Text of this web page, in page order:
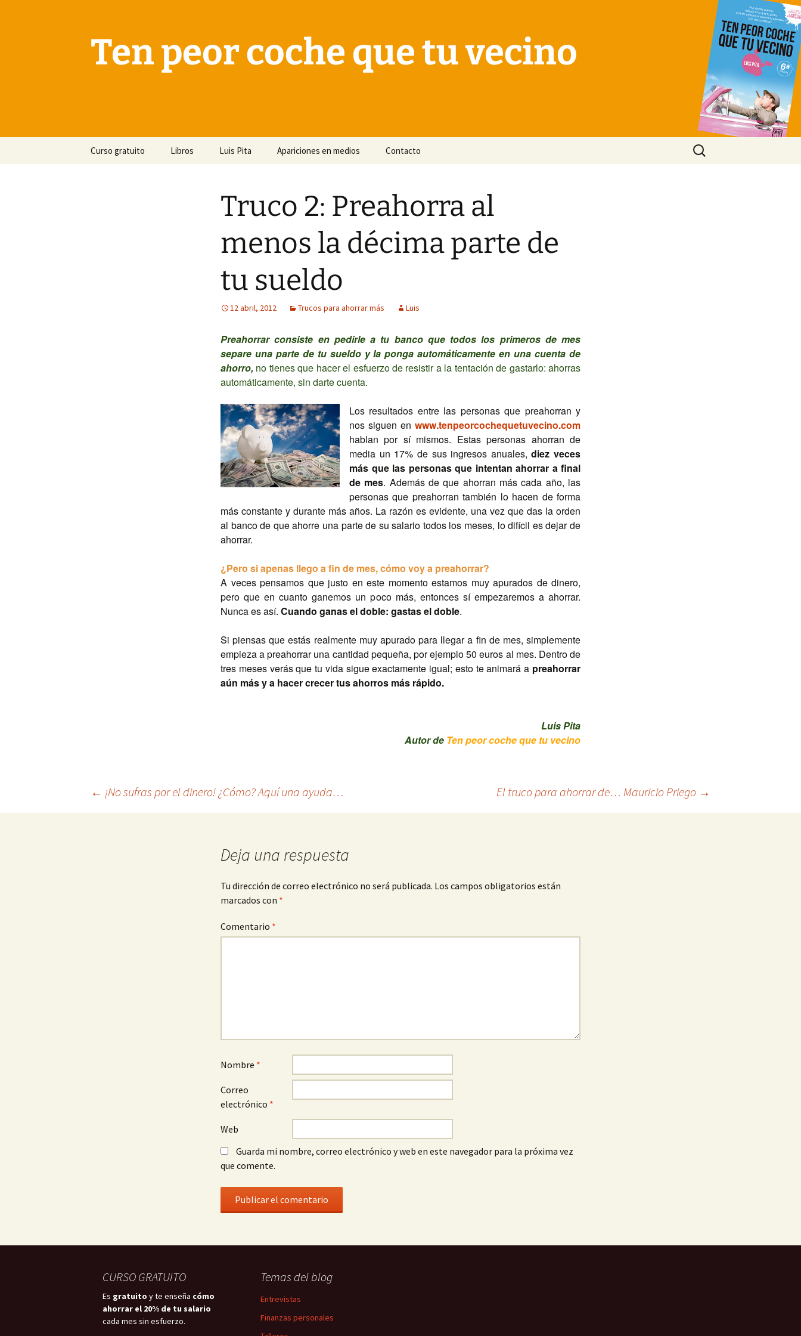
Ten peor coche que tu vecino
Curso gratuito Libros Luis Pita Apariciones en medios Contacto
Buscar:
Truco 2: Preahorra al
menos la décima parte de
tu sueldo
12 abril, 2012 Trucos para ahorrar más Luis
Preahorrar consiste en pedirle a tu banco que todos los primeros de mes
separe una parte de tu sueldo y la ponga automáticamente en una cuenta de
ahorro, no tienes que hacer el esfuerzo de resistir a la tentación de gastarlo: ahorras
automáticamente, sin darte cuenta.
Los resultados entre las personas que preahorran y
nos siguen en www.tenpeorcochequetuvecino.com
hablan por sí mismos. Estas personas ahorran de
media un 17% de sus ingresos anuales,diez veces
más que las personas que intentan ahorrar a final
de mes. Además de que ahorran más cada año, las
personas que preahorran también lo hacen de forma
más constante y durante más años. La razón es evidente, una vez que das la orden
al banco de que ahorre una parte de su salario todos los meses, lo difícil es dejar de
ahorrar.
¿Pero si apenas llego a fin de mes, cómo voy a preahorrar?
A veces pensamos que justo en este momento estamos muy apurados de dinero,
pero que en cuanto ganemos un poco más, entonces sí empezaremos a ahorrar.
Nunca es así. Cuando ganas el doble: gastas el doble.
Si piensas que estás realmente muy apurado para llegar a fin de mes, simplemente
empieza a preahorrar una cantidad pequeña, por ejemplo 50 euros al mes. Dentro de
tres meses verás que tu vida sigue exactamente igual; esto te animará a preahorrar
aún más y a hacer crecer tus ahorros más rápido.
Luis Pita
Autor de Ten peor coche que tu vecino
Navegación
← ¡No sufras por el dinero! ¿Cómo? Aquí una ayuda… El truco para ahorrar de… Mauricio Priego →
Deja una respuesta
Tu dirección de correo electrónico no será publicada. Los campos obligatorios están
marcados con *
Comentario *
Nombre *
Correo
electrónico *
Web
Guarda mi nombre, correo electrónico y web en este navegador para la próxima vez
que comente.
CURSO GRATUITO
Es gratuito y te enseña cómo
ahorrar el 20% de tu salario
cada mes sin esfuerzo.
Temas del blog
Entrevistas
Finanzas personales